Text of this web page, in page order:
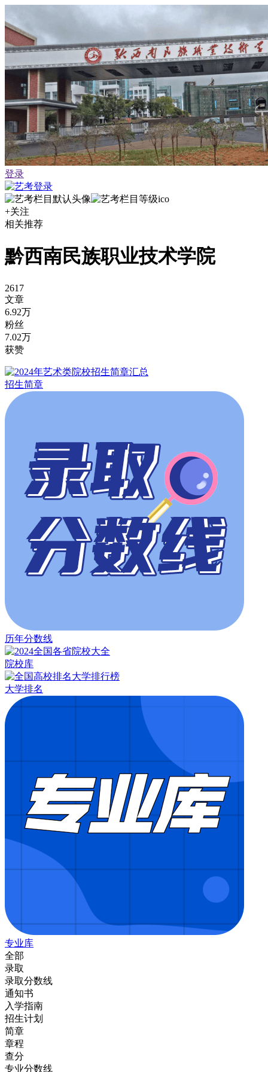
登录
+关注
相关推荐
黔西南民族职业技术学院
2617
文章
6.92万
粉丝
7.02万
获赞
招生简章
历年分数线
院校库
大学排名
专业库
全部
录取
录取分数线
通知书
入学指南
招生计划
简章
章程
查分
专业分数线